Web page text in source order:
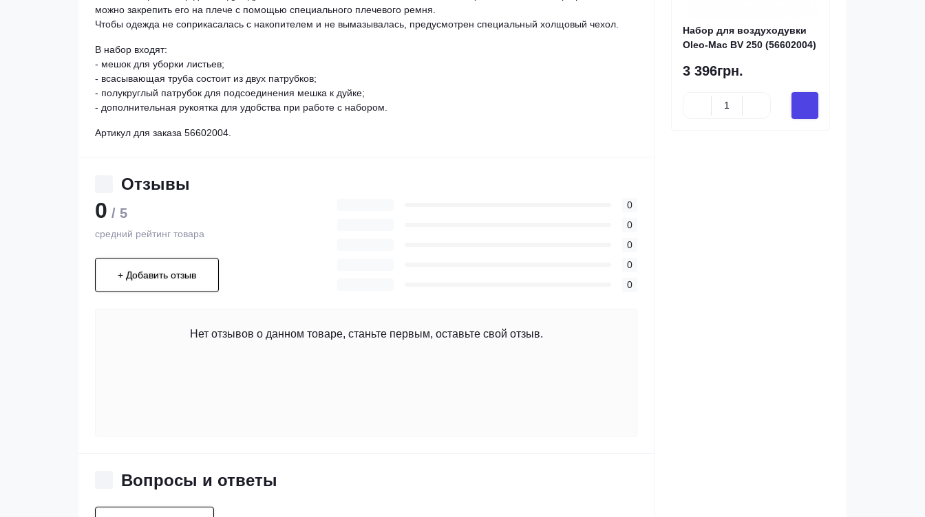
можно закрепить его на плече с помощью специального плечевого ремня.
Чтобы одежда не соприкасалась с накопителем и не вымазывалась, предусмотрен специальный холщовый чехол.
В набор входят:
- мешок для уборки листьев;
- всасывающая труба состоит из двух патрубков;
- полукруглый патрубок для подсоединения мешка к дуйке;
- дополнительная рукоятка для удобства при работе с набором.
Артикул для заказа 56602004.
Отзывы
0 / 5
средний рейтинг товара
+ Добавить отзыв
0
0
0
0
0
Нет отзывов о данном товаре, станьте первым, оставьте свой отзыв.
Вопросы и ответы
Набор для воздуходувки
Oleo-Mac BV 250 (56602004)
3 396грн.